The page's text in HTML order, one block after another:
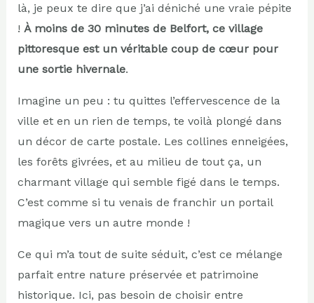
là, je peux te dire que j’ai déniché une vraie pépite
! À moins de 30 minutes de Belfort, ce village
pittoresque est un véritable coup de cœur pour
une sortie hivernale.
Imagine un peu : tu quittes l’effervescence de la
ville et en un rien de temps, te voilà plongé dans
un décor de carte postale. Les collines enneigées,
les forêts givrées, et au milieu de tout ça, un
charmant village qui semble figé dans le temps.
C’est comme si tu venais de franchir un portail
magique vers un autre monde !
Ce qui m’a tout de suite séduit, c’est ce mélange
parfait entre nature préservée et patrimoine
historique. Ici, pas besoin de choisir entre